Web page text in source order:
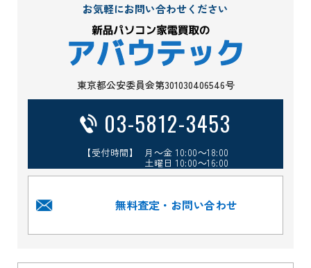
お気軽にお問い合わせください
東京都公安委員会第301030406546号
03-5812-3453
【受付時間】 月～金 10:00～18:00
土曜日 10:00～16:00
無料査定・お問い合わせ